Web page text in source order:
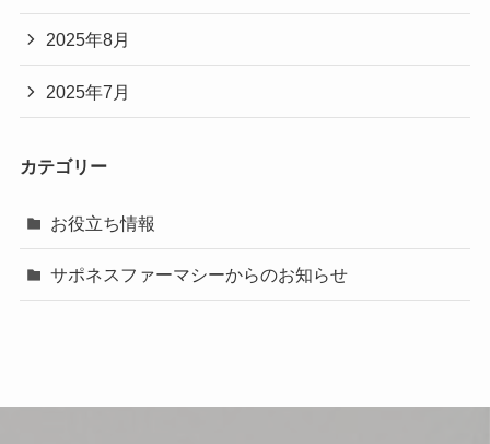
2025年8月
2025年7月
カテゴリー
お役立ち情報
サポネスファーマシーからのお知らせ